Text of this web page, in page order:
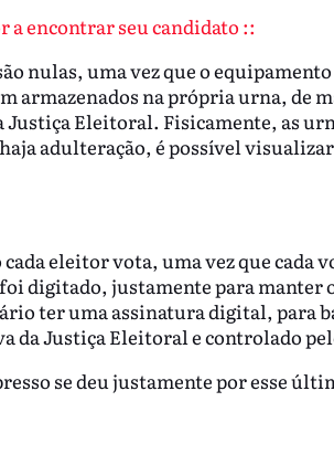
a encontrar seu candidato ::
nulas, uma vez que o equipamento
armazenados na própria urna, de
Eleitoral. Fisicamente, as
adulteração, é possível
eleitor vota, uma vez que cada
digitado, justamente para manter
ter uma assinatura digital, para
da Justiça Eleitoral e controlado
se deu justamente por esse